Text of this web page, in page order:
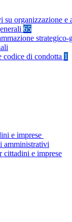
su organizzazione e
65
strategico-
codice di condotta 1
e imprese
amministrativi
cittadini e imprese